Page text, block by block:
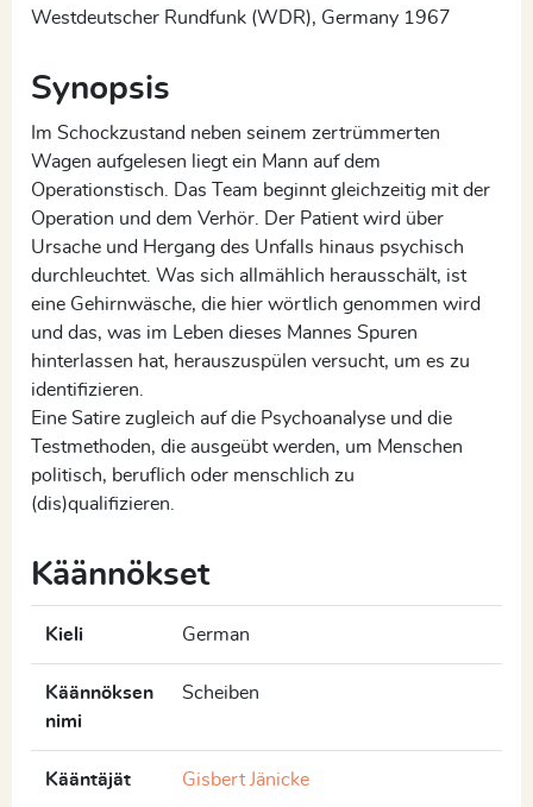
Westdeutscher Rundfunk (WDR), Germany 1967
Synopsis
Im Schockzustand neben seinem zertrümmerten
Wagen aufgelesen liegt ein Mann auf dem
Operationstisch. Das Team beginnt gleichzeitig mit der
Operation und dem Verhör. Der Patient wird über
Ursache und Hergang des Unfalls hinaus psychisch
durchleuchtet. Was sich allmählich herausschält, ist
eine Gehirnwäsche, die hier wörtlich genommen wird
und das, was im Leben dieses Mannes Spuren
hinterlassen hat, herauszuspülen versucht, um es zu
identifizieren.
Eine Satire zugleich auf die Psychoanalyse und die
Testmethoden, die ausgeübt werden, um Menschen
politisch, beruflich oder menschlich zu
(dis)qualifizieren.
Käännökset
Kieli German
Käännöksen
nimi
Scheiben
Kääntäjät Gisbert Jänicke